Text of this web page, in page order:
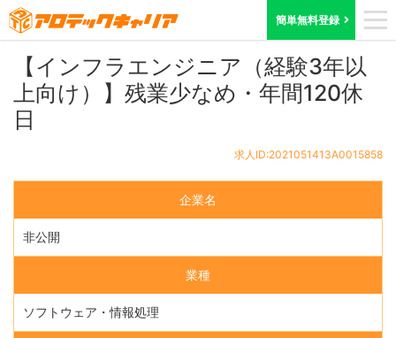
簡単無料登録
ホーム 求人検索 東京都 求人ID:2021051413A0015858
【インフラエンジニア（経験3年以
上向け）】残業少なめ・年間120休
日
求人ID:2021051413A0015858
企業名
非公開
業種
ソフトウェア・情報処理